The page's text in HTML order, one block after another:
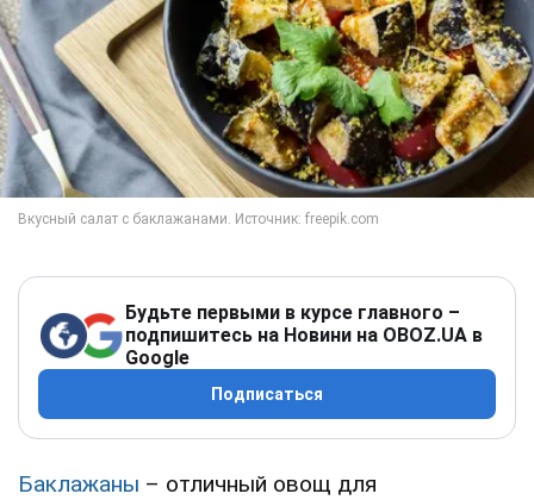
Будьте первыми в курсе главного –
подпишитесь на Новини на OBOZ.UA в
Google
Подписаться
Баклажаны – отличный овощ для